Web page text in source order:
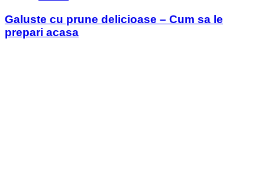
Galuste cu prune delicioase – Cum sa le
prepari acasa